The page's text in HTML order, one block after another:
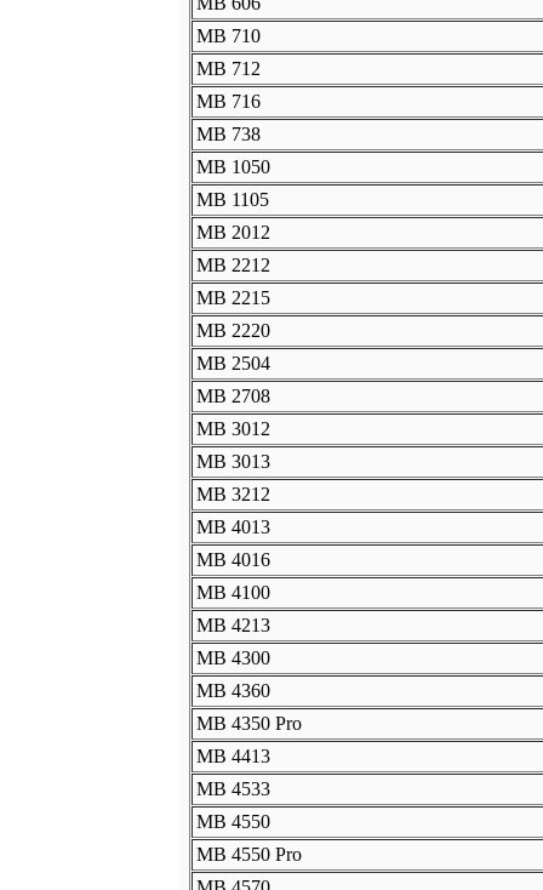
MB 710
MB 712
MB 716
MB 738
MB 1050
MB 1105
MB 2012
MB 2212
MB 2215
MB 2220
MB 2504
MB 2708
MB 3012
MB 3013
MB 3212
MB 4013
MB 4016
MB 4100
MB 4213
MB 4300
MB 4360
MB 4350 Pro
MB 4413
MB 4533
MB 4550
MB 4550 Pro